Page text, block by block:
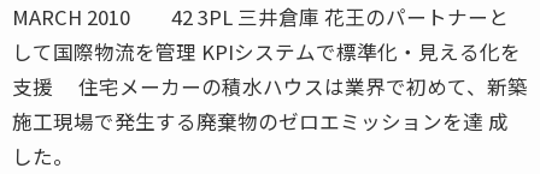
MARCH 2010 42 3PL 三井倉庫 花王のパートナーと
して国際物流を管理 KPIシステムで標準化・見える化を
支援 住宅メーカーの積水ハウスは業界で初めて、新築
施工現場で発生する廃棄物のゼロエミッションを達 成
した。